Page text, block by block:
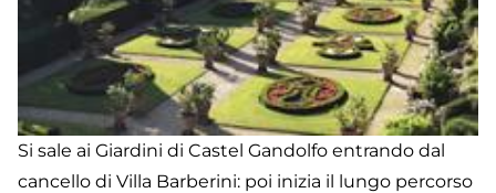
Si sale ai Giardini di Castel Gandolfo entrando dal
cancello di Villa Barberini: poi inizia il lungo percorso